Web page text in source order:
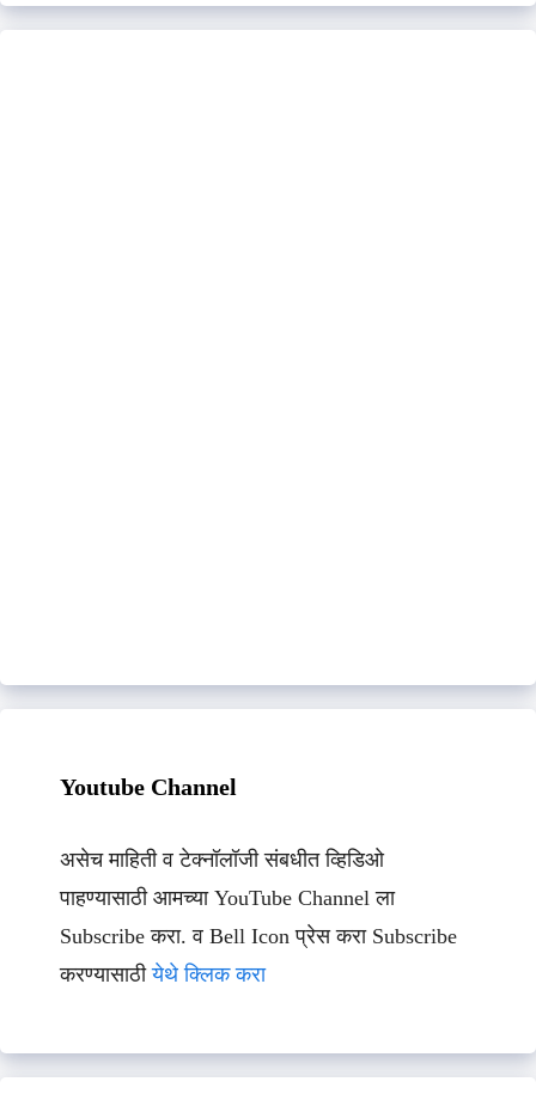
Youtube Channel
असेच माहिती व टेक्नॉलॉजी संबधीत व्हिडिओ
पाहण्यासाठी आमच्या YouTube Channel ला
Subscribe करा. व Bell Icon प्रेस करा Subscribe
करण्यासाठीयेथे क्लिक करा